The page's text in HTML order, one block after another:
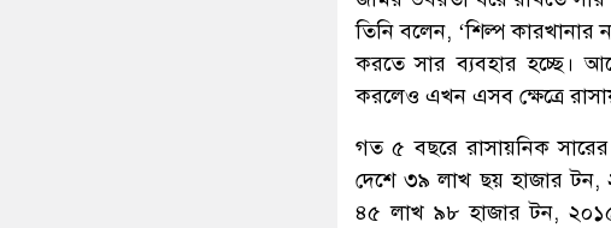
তিনি বলেন, ‘শিল্প
করতে সার ব্যবহার হচ্ছে।
করলেও এখন এসব ক্ষেত্রে
গত ৫ বছরে রাসায়নিক সারের
দেশে ৩৯ লাখ ছয় হাজার
৪৫ লাখ ৯৮ হাজার টন,